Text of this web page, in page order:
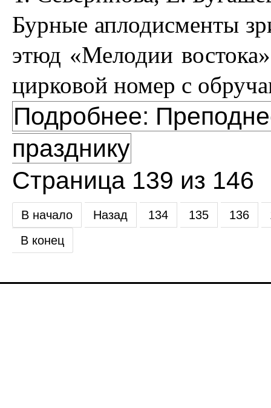
Бурные аплодисменты
этюд «Мелодии
цирковой номер с
Подробнее:
празднику
Страница 139 из 146
В начало Назад 134 135 136
В конец